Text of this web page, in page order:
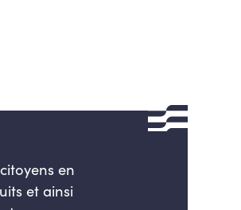
citoyensen
et ainsi